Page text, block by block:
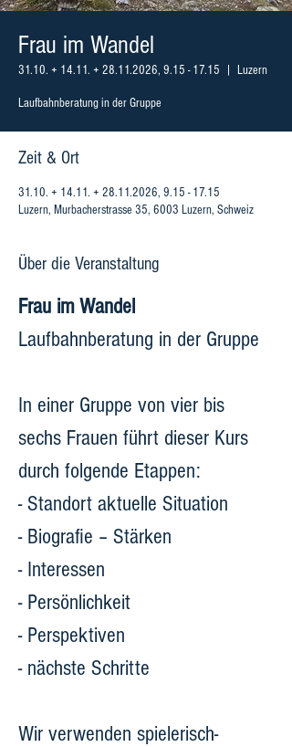
Frau im Wandel
31.10. + 14.11. + 28.11.2026, 9.15 - 17.15 Luzern
Laufbahnberatung in der Gruppe
Zeit & Ort
31.10. + 14.11. + 28.11.2026, 9.15 - 17.15
Luzern, Murbacherstrasse 35, 6003 Luzern, Schweiz
Über die Veranstaltung
Frau im Wandel
Laufbahnberatung in der Gruppe
In einer Gruppe von vier bis
sechs Frauen führt dieser Kurs
durch folgende Etappen:
- Standort aktuelle Situation
- Biografie – Stärken
- Interessen
- Persönlichkeit
- Perspektiven
- nächste Schritte
Wir verwenden spielerisch-